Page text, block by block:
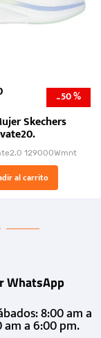
-50 %
Skechers
129000Wmnt
al carrito
WhatsApp
8:00 am a
a 6:00 pm.